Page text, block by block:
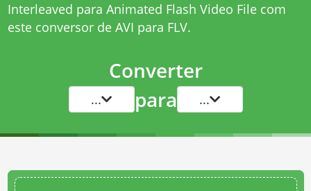
Interleaved para Animated Flash Video File com
este conversor de AVI para FLV.
Converter
... para ...